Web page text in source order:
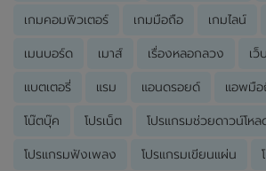
เกมคอมพิวเตอร์ เกมมือถือ เกมไลน์
เมนบอร์ด เมาส์ เรื่องหลอกลวง เว็
แบตเตอรี่ แรม แอนดรอยด์ แอพมือ
โน๊ตบุ๊ค โปรเน็ต โปรแกรมช่วยดาวน์โหล
โปรแกรมฟังเพลง โปรแกรมเขียนแผ่น